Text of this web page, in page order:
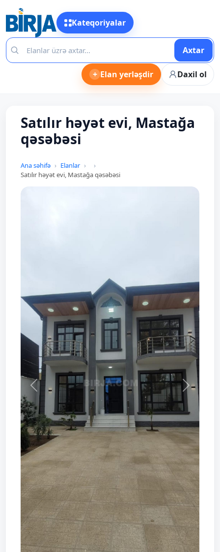
Kateqoriyalar
Axtar
+ Elan yerləşdir Daxil ol
Satılır həyət evi, Mastağa
qəsəbəsi
Ana səhifə
Elanlar
Satılır həyət evi, Mastağa qəsəbəsi
Prev Next